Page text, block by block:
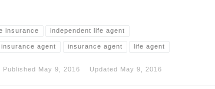
insurance independent life agent
agent insurance agent life agent
Published May 9, 2016 Updated May 9, 2016